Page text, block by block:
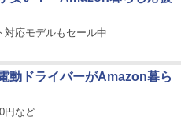
対応モデルもセール中
動ドライバーがAmazon暮ら
円など